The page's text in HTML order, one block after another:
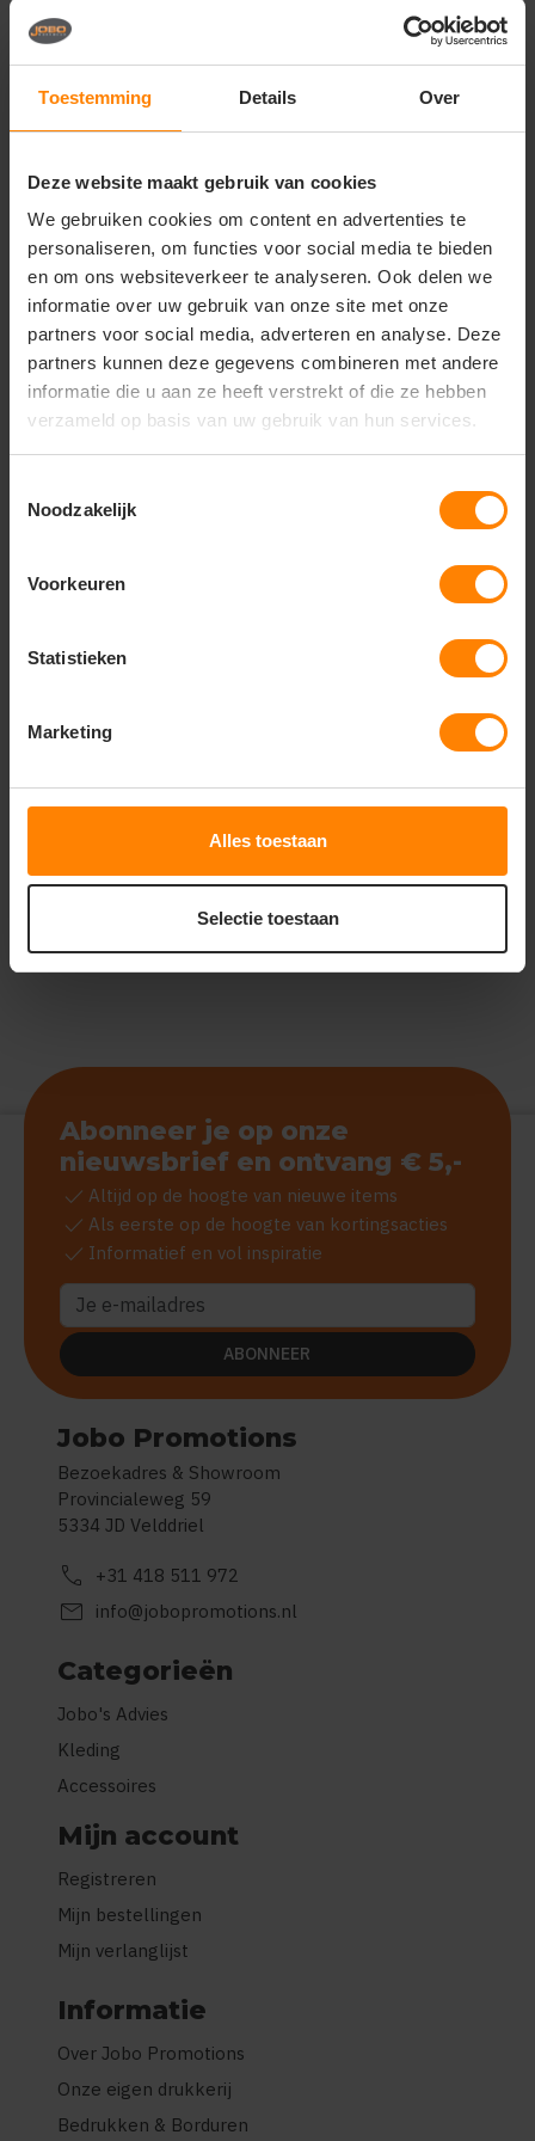
Toestemming Details Over
Deze website maakt gebruik van cookies
We gebruiken cookies om content en advertenties te
personaliseren, om functies voor social media te bieden
en om ons websiteverkeer te analyseren. Ook delen we
informatie over uw gebruik van onze site met onze
partners voor social media, adverteren en analyse. Deze
partners kunnen deze gegevens combineren met andere
informatie die u aan ze heeft verstrekt of die ze hebben
verzameld op basis van uw gebruik van hun services.
Noodzakelijk
Voorkeuren
Statistieken
Marketing
Alles toestaan
Selectie toestaan
Vragen? Neem contact
op met onze
klantenservice
store Bezoek onze showroom:
Provincialeweg 59 - Velddriel
Dit vind je misschien ook leuk
Items van productcarrousel
Bedrukking in eigen huis
Snelle levering (tot binnen 48u)
Jobo Promotions
Bezoekadres & Showroom
Provincialeweg 59
5334 JD Velddriel
call +31 418 511 972
mail info@jobopromotions.nl
Categorieën
Jobo's Advies
Kleding
Accessoires
Mijn account
Registreren
Mijn bestellingen
Mijn verlanglijst
Informatie
Over Jobo Promotions
Onze eigen drukkerij
Bedrukken & Borduren
Abonneer je op onze
nieuwsbrief en ontvang € 5,-
check Altijd op de hoogte van nieuwe items
check Als eerste op de hoogte van kortingsacties
check Informatief en vol inspiratie
ABONNEER